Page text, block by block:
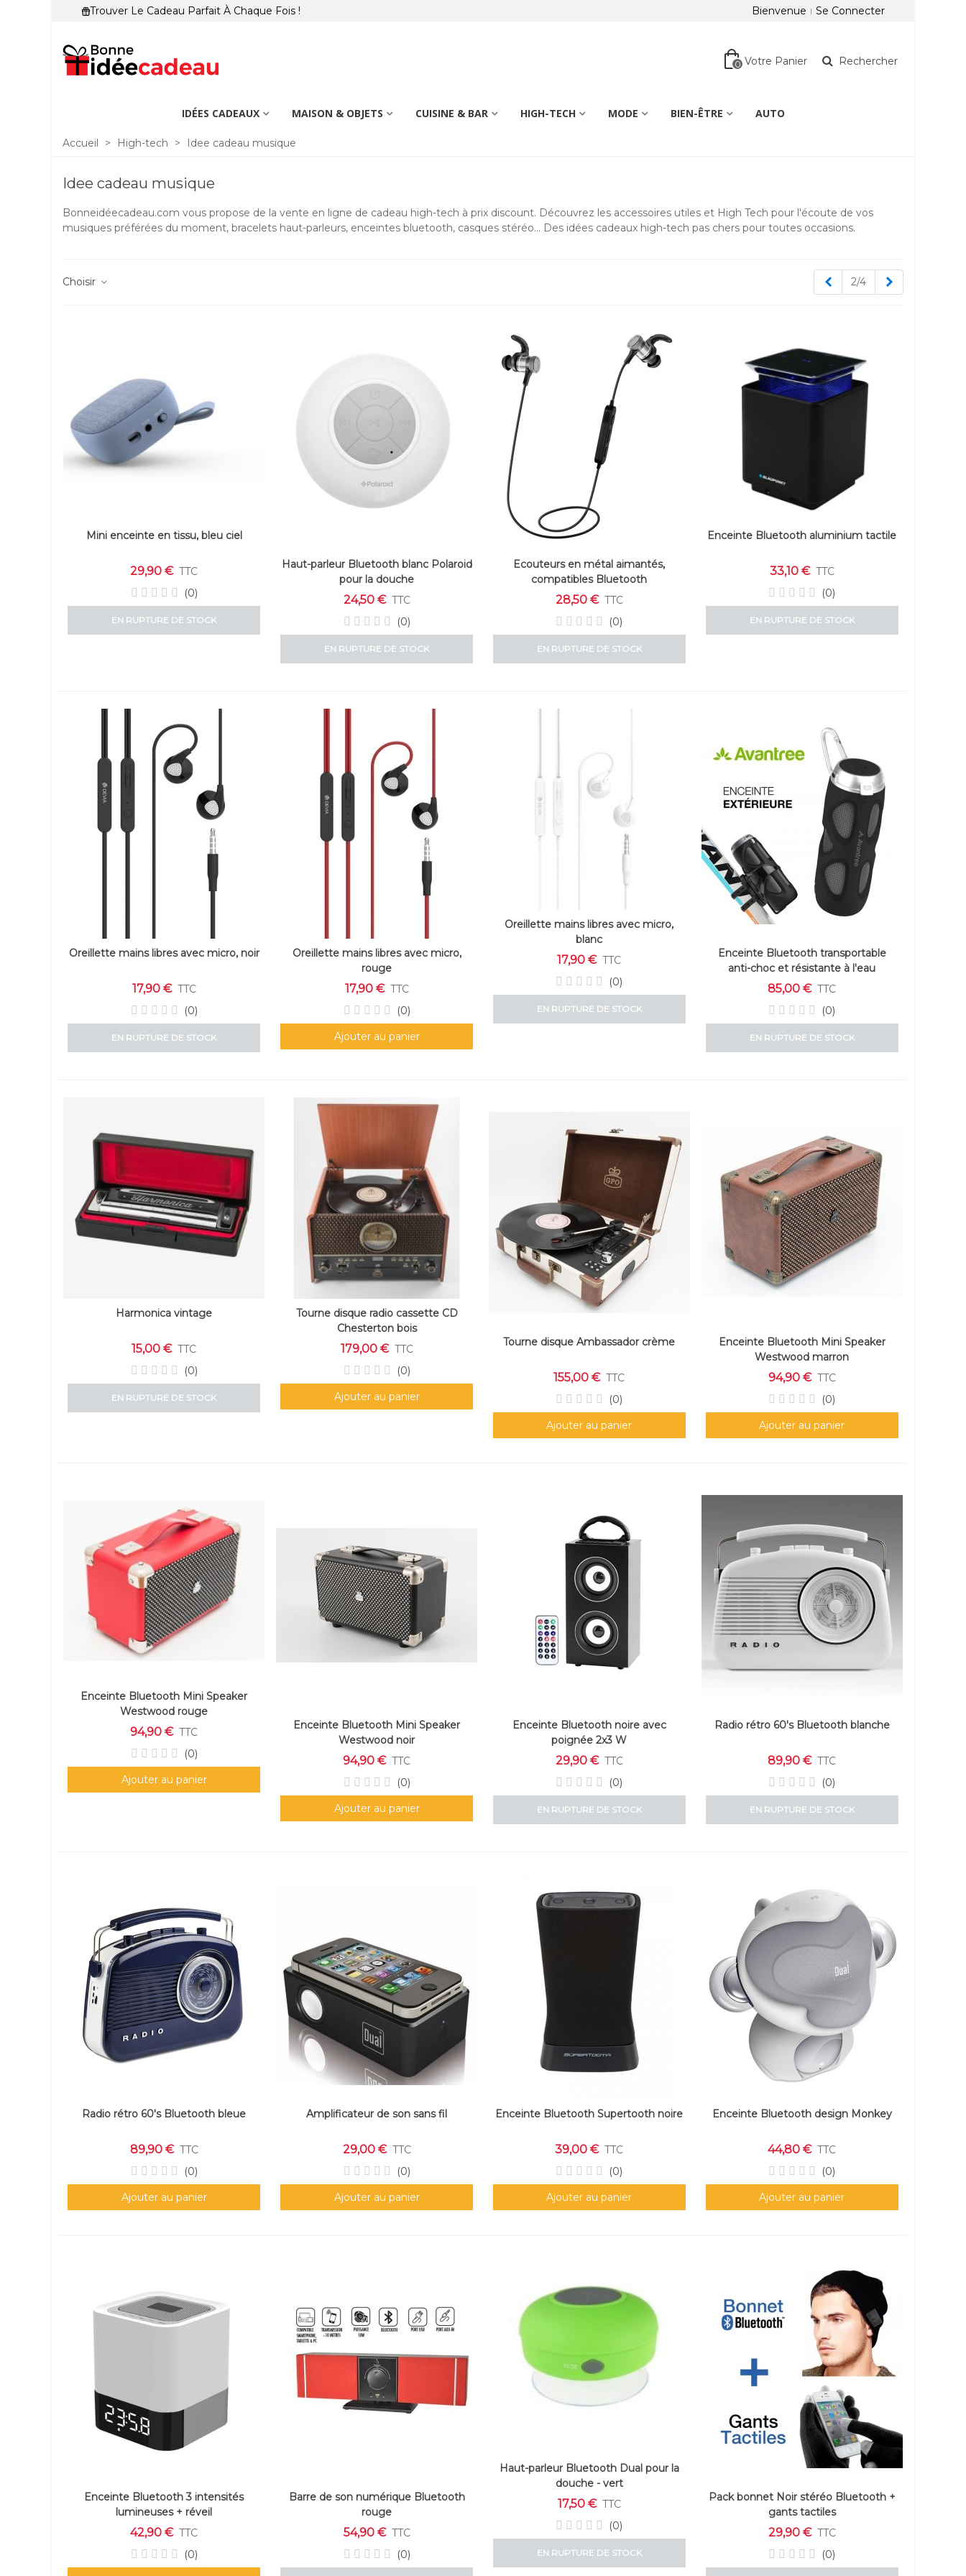
Trouver Le Cadeau Parfait À Chaque Fois ! Bienvenue Se Connecter
0 Votre Panier Rechercher
IDÉES CADEAUX MAISON & OBJETS CUISINE & BAR HIGH-TECH MODE BIEN-ÊTRE AUTO
Accueil > High-tech > Idee cadeau musique
Idee cadeau musique
Bonneidéecadeau.com vous propose de la vente en ligne de cadeau high-tech à prix discount. Découvrez les accessoires utiles et High Tech pour l'écoute de vos
musiques préférées du moment, bracelets haut-parleurs, enceintes bluetooth, casques stéréo... Des idées cadeaux high-tech pas chers pour toutes occasions.
Choisir
Précédent
2/4
Mini enceinte en tissu, bleu ciel
29,90 € TTC
(0)
EN RUPTURE DE STOCK
Haut-parleur Bluetooth blanc Polaroid
pour la douche
24,50 € TTC
(0)
EN RUPTURE DE STOCK
Ecouteurs en métal aimantés,
compatibles Bluetooth
28,50 € TTC
(0)
EN RUPTURE DE STOCK
Enceinte Bluetooth aluminium tactile
33,10 € TTC
(0)
EN RUPTURE DE STOCK
Oreillette mains libres avec micro, noir
17,90 € TTC
(0)
EN RUPTURE DE STOCK
Oreillette mains libres avec micro,
rouge
17,90 € TTC
(0)
Ajouter au panier
Oreillette mains libres avec micro,
blanc
17,90 € TTC
(0)
EN RUPTURE DE STOCK
Enceinte Bluetooth transportable
anti-choc et résistante à l'eau
85,00 € TTC
(0)
EN RUPTURE DE STOCK
Harmonica vintage
15,00 € TTC
(0)
EN RUPTURE DE STOCK
Tourne disque radio cassette CD
Chesterton bois
179,00 € TTC
(0)
Ajouter au panier
Tourne disque Ambassador crème
155,00 € TTC
(0)
Ajouter au panier
Enceinte Bluetooth Mini Speaker
Westwood marron
94,90 € TTC
(0)
Ajouter au panier
Enceinte Bluetooth Mini Speaker
Westwood rouge
94,90 € TTC
(0)
Ajouter au panier
Enceinte Bluetooth Mini Speaker
Westwood noir
94,90 € TTC
(0)
Ajouter au panier
Enceinte Bluetooth noire avec
poignée 2x3 W
29,90 € TTC
(0)
EN RUPTURE DE STOCK
Radio rétro 60's Bluetooth blanche
89,90 € TTC
(0)
EN RUPTURE DE STOCK
Radio rétro 60's Bluetooth bleue
89,90 € TTC
(0)
Ajouter au panier
Amplificateur de son sans fil
29,00 € TTC
(0)
Ajouter au panier
Enceinte Bluetooth Supertooth noire
39,00 € TTC
(0)
Ajouter au panier
Enceinte Bluetooth design Monkey
44,80 € TTC
(0)
Ajouter au panier
Enceinte Bluetooth 3 intensités
lumineuses + réveil
42,90 € TTC
(0)
Barre de son numérique Bluetooth
rouge
54,90 € TTC
(0)
Haut-parleur Bluetooth Dual pour la
douche - vert
17,50 € TTC
(0)
EN RUPTURE DE STOCK
Pack bonnet Noir stéréo Bluetooth +
gants tactiles
29,90 € TTC
(0)